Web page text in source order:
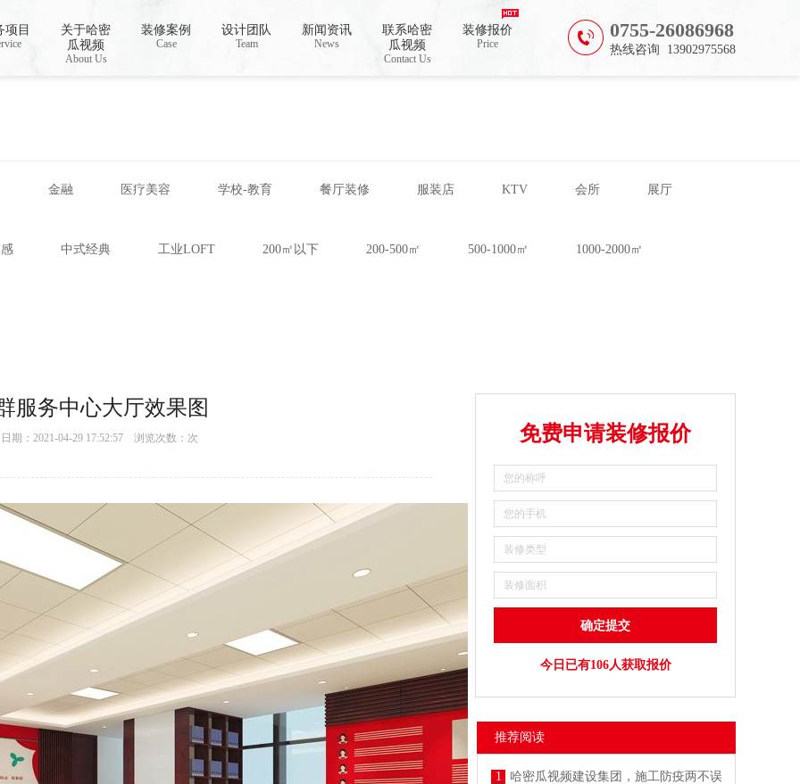
0755-26086968
热线咨询 13902975568
项目
关于哈密
瓜视频
About Us
装修案例
Case
设计团队
Team
新闻资讯
News
联系哈密
瓜视频
Contact Us
装修报价
Price
金融 医疗美容 学校-教育 餐厅装修 服装店 KTV 会所 展厅
中式经典 工业LOFT 200㎡以下 200-500㎡ 500-1000㎡ 1000-2000㎡
服务中心大厅效果图
：2021-04-29 17:52:57 浏览次数： 次 免费申请装修报价
今日已有106人获取报价
推荐阅读
1
哈密瓜视频建设集团，施工防疫两不误